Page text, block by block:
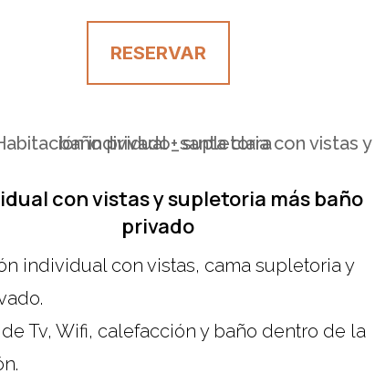
RESERVAR
con vistas y supletoria más baño
privado
individual con vistas, cama supletoria y
Tv, Wifi, calefacción y baño dentro de la